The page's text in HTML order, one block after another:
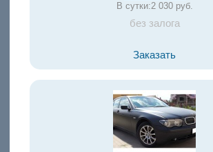
В сутки:2 030 руб.
без залога
Заказать